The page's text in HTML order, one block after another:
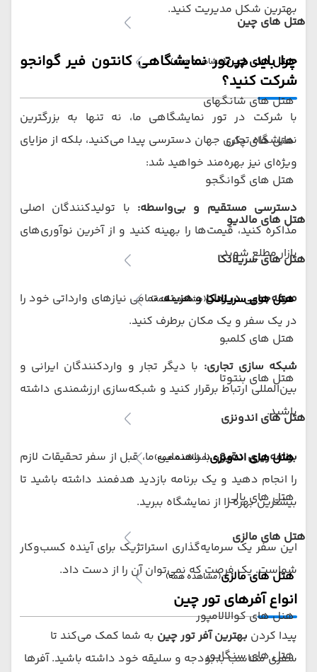
هتل های چین
هتل های چین(مشاهده همه)
هتل های شانگهای
هتل های پکن
هتل های گوانگجو
هتل های مالدیو
هتل های سریلانکا
هتل های سریلانکا(مشاهده همه)
هتل های کلمبو
هتل های بنتوتا
هتل های اندونزی
هتل های اندونزی(مشاهده همه)
هتل های بالی
هتل های مالزی
هتل های مالزی(مشاهده همه)
هنل های کوالالامپور
هتل های سنگاپور
بهترین شکل مدیریت کنید.
چرا باید در تور نمایشگاهی کانتون فیر گوانجو
شرکت کنید؟
با شرکت در تور نمایشگاهی ما، نه تنها به بزرگترین
نمایشگاه تجاری جهان دسترسی پیدا می‌کنید، بلکه از مزایای
ویژه‌ای نیز بهره‌مند خواهید شد:
دسترسی مستقیم و بی‌واسطه: با تولیدکنندگان اصلی
مذاکره کنید، قیمت‌ها را بهینه کنید و از آخرین نوآوری‌های
بازار مطلع شوید.
صرفه‌جویی در زمان و هزینه:تمامی نیازهای وارداتی خود را
در یک سفر و یک مکان برطرف کنید.
شبکه‌ سازی تجاری: با دیگر تجار و واردکنندگان ایرانی و
بین‌المللی ارتباط برقرار کنید و شبکه‌سازی ارزشمندی داشته
باشید.
برنامه‌ریزی دقیق:با راهنمایی ما، قبل از سفر تحقیقات لازم
را انجام دهید و یک برنامه بازدید هدفمند داشته باشید تا
بیشترین بهره را از نمایشگاه ببرید.
این سفر یک سرمایه‌گذاری استراتژیک برای آینده کسب‌وکار
شماست. یک فرصت که نمی‌توان آن را از دست داد.
انواع آفرهای تور چین
پیدا کردن بهترین آفر تور چین به شما کمک می‌کند تا
سفری متناسب با بودجه و سلیقه خود داشته باشید. آفرها